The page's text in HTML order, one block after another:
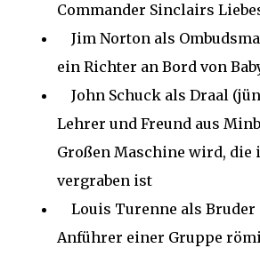
Commander Sinclairs
Jim Norton als
ein Richter an Bord von
John Schuck als Draal
Lehrer und Freund aus
Großen Maschine wird,
vergraben ist
Louis Turenne als Bruder
Anführer einer Gruppe